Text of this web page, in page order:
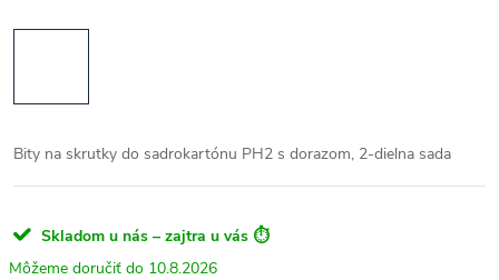
Bity na skrutky do sadrokartónu PH2 s dorazom, 2-dielna sada
Skladom u nás – zajtra u vás ⏱️
10.8.2026